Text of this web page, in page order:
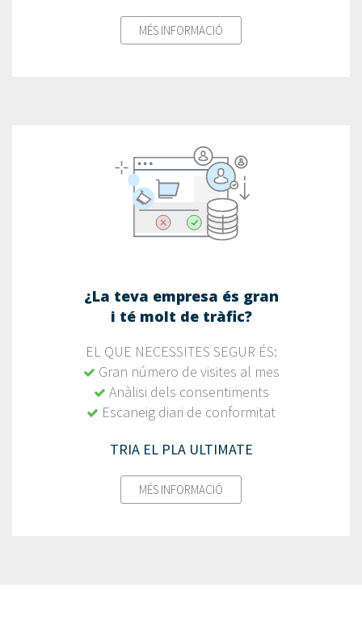
MÉS INFORMACIÓ
¿La teva empresa és gran
i té molt de tràfic?
EL QUE NECESSITES SEGUR ÉS:
Gran número de visites al mes
Anàlisi dels consentiments
Escaneig diari de conformitat
TRIA EL PLA ULTIMATE
MÉS INFORMACIÓ